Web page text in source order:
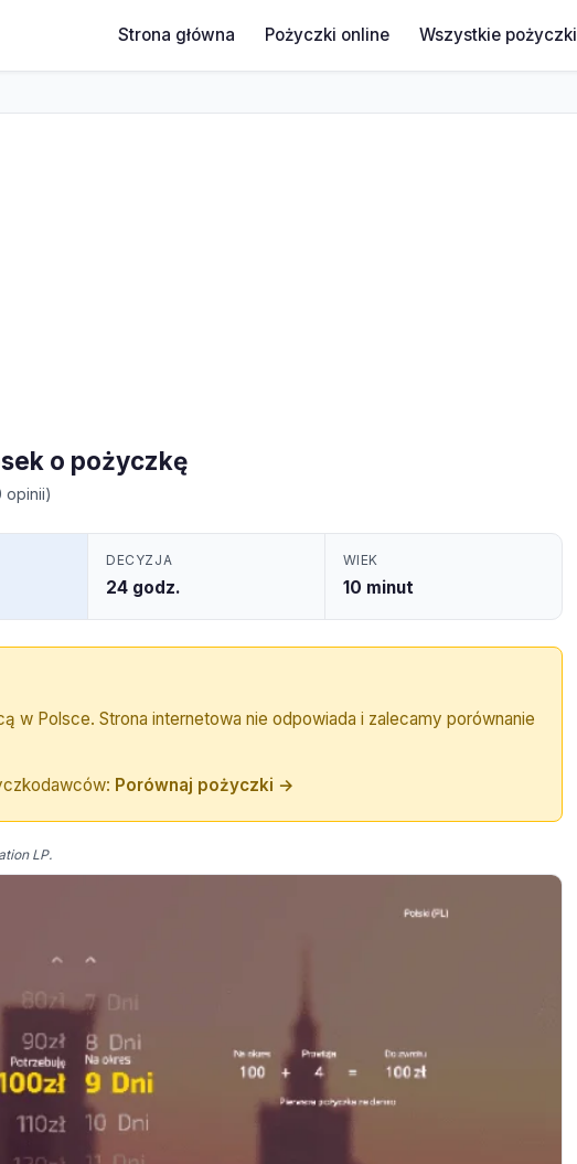
Strona główna Pożyczki online Wszystkie pożyczki
o pożyczkę
opinii)
DECYZJA
24 godz.
WIEK
10 minut
w Polsce. Strona internetowa nie odpowiada i zalecamy porównanie
Porównaj pożyczki →
LP.